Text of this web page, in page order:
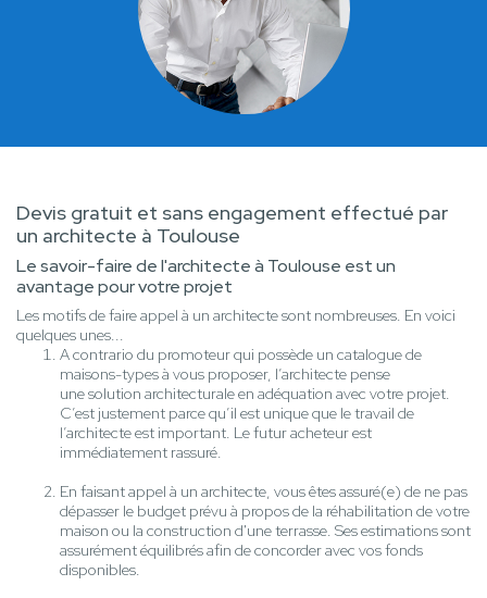
Devis gratuit et sans engagement effectué par
un architecte à Toulouse
Le savoir-faire de l'architecte à Toulouse est un
avantage pour votre projet
Les motifs de faire appel à un architecte sont nombreuses. En voici
quelques unes...
A contrario du promoteur qui possède un catalogue de
maisons-types à vous proposer, l’architecte pense
une solution architecturale en adéquation avec votre projet.
C’est justement parce qu’il est unique que le travail de
l’architecte est important. Le futur acheteur est
immédiatement rassuré.
En faisant appel à un architecte, vous êtes assuré(e) de ne pas
dépasser le budget prévu à propos de la réhabilitation de votre
maison ou la construction d'une terrasse. Ses estimations sont
assurément équilibrés afin de concorder avec vos fonds
disponibles.